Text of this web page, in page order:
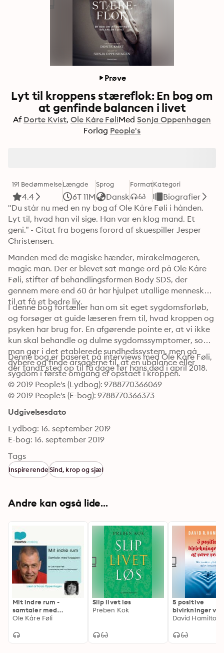
Prøve
Lyt til kroppens stæreflok: En bog om
at genfinde balancen i livet
Af Dorte Kvist Ole Kåre FøliMed Sonja Oppenhagen
Forlag People's
191 Bedømmelse
4.4
Længde
6T 11M
Sprog
Dansk
FormatKategori
Biografier
"Du står nu med en ny bog af Ole Kåre Føli i hånden.
Lyt til, hvad han vil sige. Han var en klog mand. Et
geni.” - Citat fra bogens forord af skuespiller Jesper
Christensen.
Manden med de magiske hænder, mirakelmageren,
magic man. Der er blevet sat mange ord på Ole Kåre
Føli, stifter af behandlingsformen Body SDS, der
gennem mere end 60 år har hjulpet utallige mennesker
I denne bog fortæller han om sit eget sygdomsforløb,
og forsøger at guide læseren frem til, hvad kroppen og
psyken har brug for. En afgørende pointe er, at vi ikke
kun skal behandle og dulme sygdomssymptomer, som
man gør i det etablerede sundhedssystem, men gå
dybere og finde årsagerne til, at en ubalance eller
sygdom i første omgang er opstået i kroppen.
Denne bog er baseret på interviews med Ole Kåre Føli,
der fandt sted op til få dage før hans død i april 2018.
© 2019 People's (Lydbog): 9788770366069
© 2019 People's (E-bog): 9788770366373
Udgivelsesdato
Lydbog: 16. september 2019
E-bog: 16. september 2019
Tags
InspirerendeSind, krop og sjæl
Andre kan også lide...
Mit indre rum -
samtaler med
kroppen
Ole Kåre Føli
Slip livet løs
Preben Kok
5 positive
bivirkninger
være venlig:
lev længere
David Hamilton